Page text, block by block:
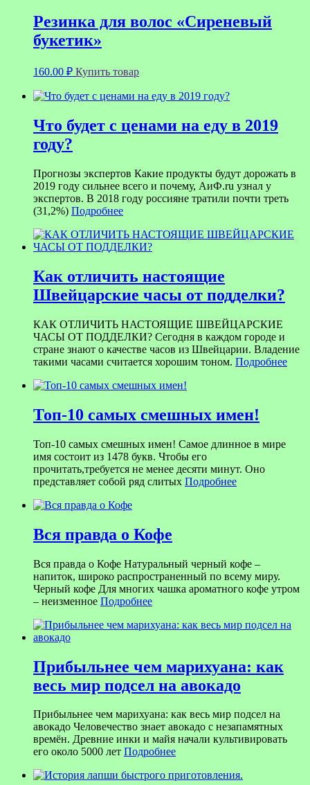
Резинка для волос «Сиреневый
букетик»
160.00 ₽ Купить товар
Что будет с ценами на еду в 2019
году?
Прогнозы экспертов Какие продукты будут дорожать в
2019 году сильнее всего и почему, АиФ.ru узнал у
экспертов. В 2018 году россияне тратили почти треть
(31,2%) Подробнее
Как отличить настоящие
Швейцарские часы от подделки?
КАК ОТЛИЧИТЬ НАСТОЯЩИЕ ШВЕЙЦАРСКИЕ
ЧАСЫ ОТ ПОДДЕЛКИ? Сегодня в каждом городе и
стране знают о качестве часов из Швейцарии. Владение
такими часами считается хорошим тоном. Подробнее
Топ-10 самых смешных имен!
Топ-10 самых смешных имен! Самое длинное в мире
имя состоит из 1478 букв. Чтобы его
прочитать,требуется не менее десяти минут. Оно
представляет собой ряд слитых Подробнее
Вся правда о Кофе
Вся правда о Кофе Натуральный черный кофе –
напиток, широко распространенный по всему миру.
Черный кофе Для многих чашка ароматного кофе утром
– неизменное Подробнее
Прибыльнее чем марихуана: как
весь мир подсел на авокадо
Прибыльнее чем марихуана: как весь мир подсел на
авокадо Человечество знает авокадо с незапамятных
времён. Древние инки и майя начали культивировать
его около 5000 лет Подробнее